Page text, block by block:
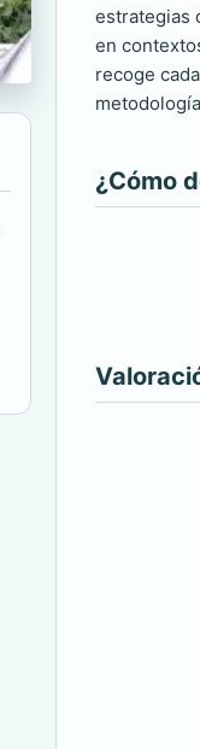
estrategias
en
recoge
¿Cómo